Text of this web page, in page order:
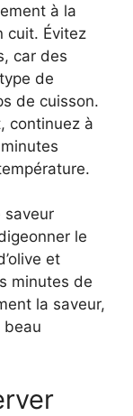
à la
cuit. Évitez
car des
de
de cuisson.
continuez à
saveur
le
et
minutes de
la saveur,
beau